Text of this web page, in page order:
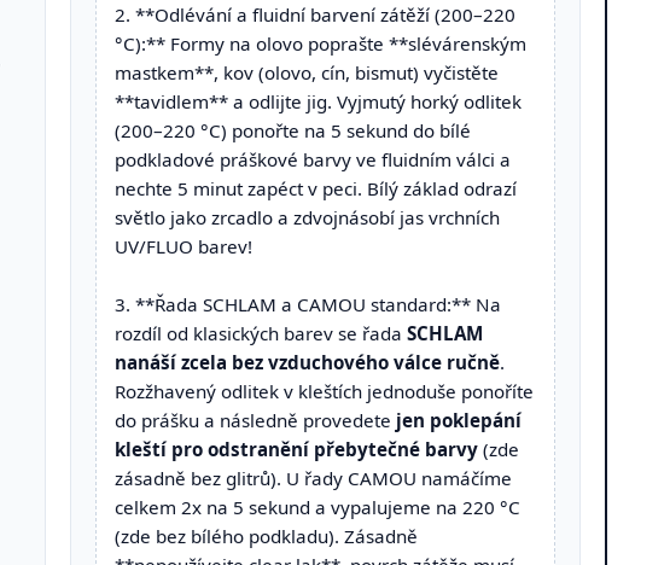
2. **Odlévání a fluidní barvení zátěží (200–220
°C):** Formy na olovo poprašte **slévárenským
mastkem**, kov (olovo, cín, bismut) vyčistěte
**tavidlem** a odlijte jig. Vyjmutý horký odlitek
(200–220 °C) ponořte na 5 sekund do bílé
podkladové práškové barvy ve fluidním válci a
nechte 5 minut zapéct v peci. Bílý základ odrazí
světlo jako zrcadlo a zdvojnásobí jas vrchních
UV/FLUO barev!
3. **Řada SCHLAM a CAMOU standard:** Na
rozdíl od klasických barev se řada SCHLAM
nanáší zcela bez vzduchového válce ručně.
Rozžhavený odlitek v kleštích jednoduše ponoříte
do prášku a následně provedete jen poklepání
kleští pro odstranění přebytečné barvy(zde
zásadně bez glitrů). U řady CAMOU namáčíme
celkem 2x na 5 sekund a vypalujeme na 220 °C
(zde bez bílého podkladu). Zásadně